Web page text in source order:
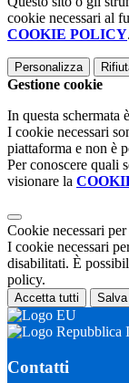
cookie necessari al
COOKIE POLICY.
Personalizza
Gestione cookie
In questa schermata
I cookie necessari
piattaforma e non è
Per conoscere quali
visionare la
Cookie necessari
I cookie necessari
disabilitati. È
policy.
Accetta tutti
Contatti